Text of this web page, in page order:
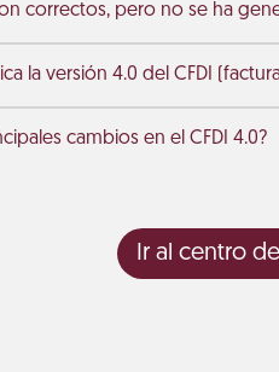
correctos, pero no se ha
la versión 4.0 del CFDI
cambios en el CFDI 4.0?
Ir al centro